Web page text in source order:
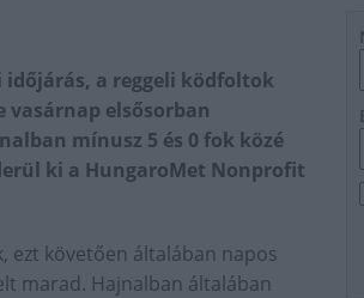
a reggeli ködfoltok
vasárnap elsősorban
mínusz 5 és 0 fok közé
ki a HungaroMet Nonprofit
ezt követően általában napos
marad. Hajnalban általában